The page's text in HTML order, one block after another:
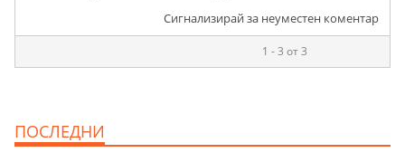
Сигнализирай за неуместен коментар
1 - 3 от 3
ПОСЛЕДНИ